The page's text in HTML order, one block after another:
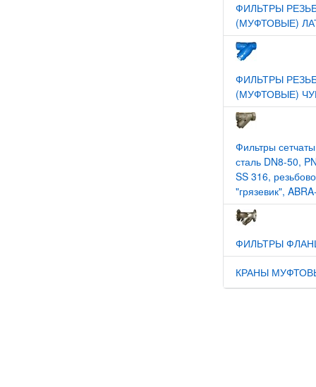
ФИЛЬТРЫ
(МУФТОВЫЕ)
ФИЛЬТРЫ
(МУФТОВЫЕ)
Фильтры
сталь DN8-50,
SS 316,
"грязевик",
ФИЛЬТРЫ
КРАНЫ